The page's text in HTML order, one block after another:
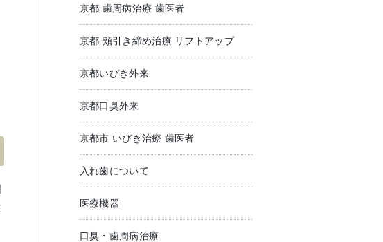
京都 歯周病治療 歯医者
京都 頬引き締め治療 リフトアップ
京都いびき外来
京都口臭外来
京都市 いびき治療 歯医者
入れ歯について
医療機器
口臭・歯周病治療